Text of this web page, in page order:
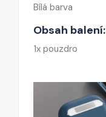
Bílá barva
Obsah balení:
1x pouzdro